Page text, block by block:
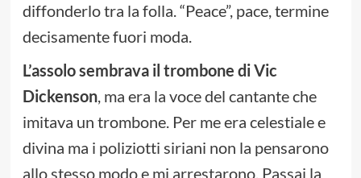
diffonderlo tra la folla. “Peace”, pace, termine
decisamente fuori moda.
L’assolo sembrava il trombone di Vic
Dickenson, ma era la voce del cantante che
imitava un trombone. Per me era celestiale e
divina ma i poliziotti siriani non la pensarono
allo stesso modo e mi arrestarono. Passai la